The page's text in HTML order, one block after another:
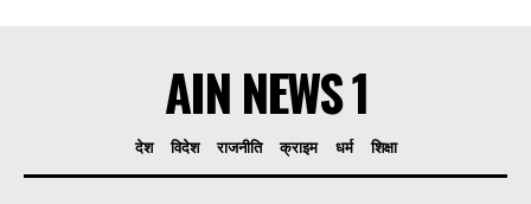
AIN NEWS 1
देश विदेश राजनीति क्राइम धर्म शिक्षा